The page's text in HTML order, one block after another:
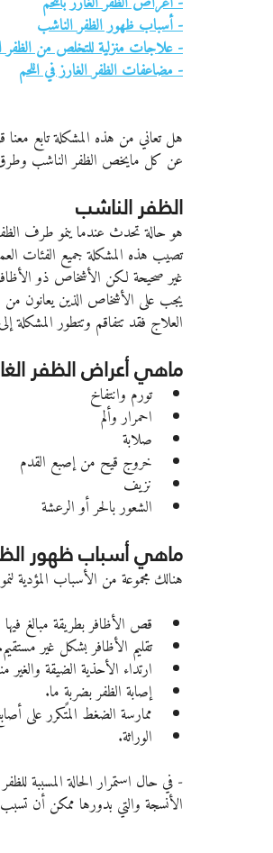
- أسباب ظهور الظفر الناشب
- علاجات منزلية للتخلص من الظفر
- مضاعفات الظفر الغارز في اللحم
هل تعاني من هذه المشكلة تابع معنا
عن كل مايخص الظفر الناشب
الظفر الناشب
هو حالة تحدث عندما ينمو طرف
تصيب هذه المشكلة جميع الفئات
غير صحيحة لكن الأشخاص ذو
يجب على الأشخاص الذين يعانون من
العلاج فقد تتفاقم وتتطور
ماهي أعراض الظفر
تورم وانتفاخ
احمرار وألم
صلابة
خروج قيح من إصبع القدم
نزيف
الشعور بالحر أو الرعشة
ماهي أسباب ظهور
هنالك مجموعة من الأسباب المؤدية لنمو
قص الأظافر بطريقة مبالغ
تقليم الأظافر بشكل غير مستقيم.
ارتداء الأحذية الضيقة
إصابة الظفر بضربةٍ ما.
ممارسة الضغط المتكرر على
الوراثة.
- في حال استمرار الحالة المسببة
الأنسجة والتي بدورها ممكن أن